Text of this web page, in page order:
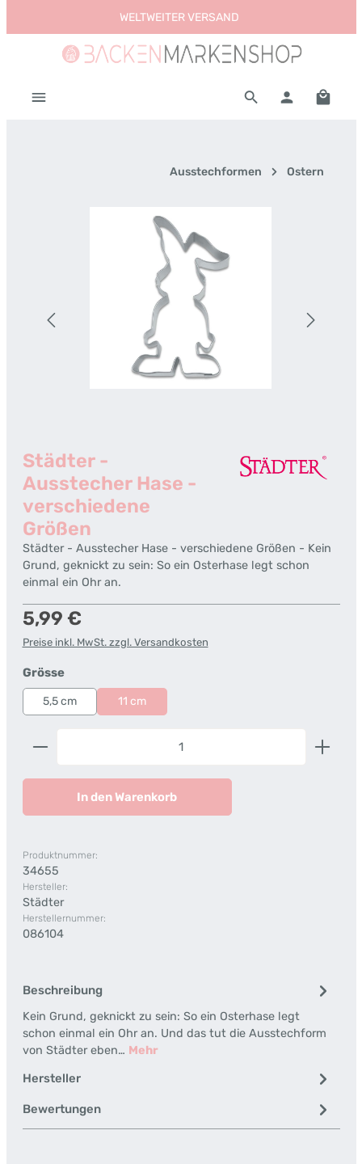
Zum Hauptinhalt springenWELTWEITER VERSAND
Ausstechformen Ostern
Bildergalerie überspringen
Städter -
Ausstecher Hase -
verschiedene
Größen
Städter - Ausstecher Hase - verschiedene Größen - Kein
Grund, geknickt zu sein: So ein Osterhase legt schon
einmal ein Ohr an.
Regulärer Preis:
5,99 €
Preise inkl. MwSt. zzgl. Versandkosten
Grösseauswählen
5,5 cm 11 cm
Produkt Anzahl: Gib den gewünschten Wert ein
In den Warenkorb
Produktnummer:
34655
Hersteller:
Städter
Herstellernummer:
086104
Beschreibung
Kein Grund, geknickt zu sein: So ein Osterhase legt
schon einmal ein Ohr an. Und das tut die Ausstechform
von Städter eben… Mehr
Hersteller
Bewertungen